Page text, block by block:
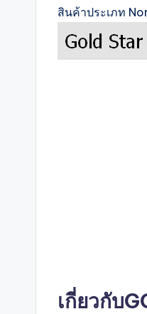
สินค้าประเภท
เกี่ยวกับ